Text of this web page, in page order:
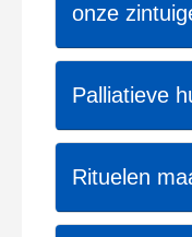
onze
Palliatieve
Rituelen